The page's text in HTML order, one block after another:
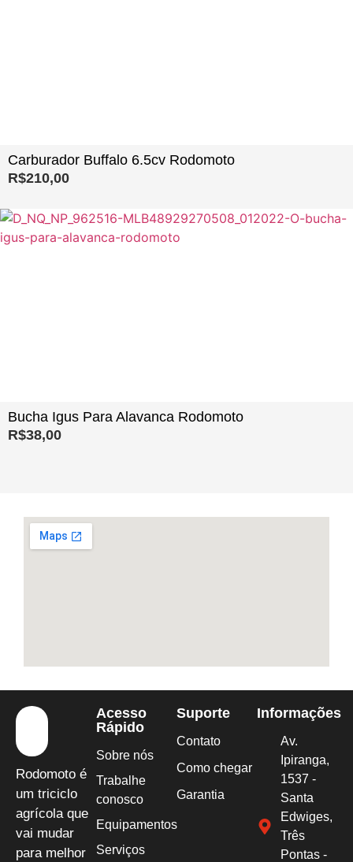
Carburador Buffalo 6.5cv Rodomoto
R$210,00
Bucha Igus Para Alavanca Rodomoto
R$38,00
Rodomoto é
um triciclo
agrícola que
vai mudar
para melhor
Acesso
Rápido
Sobre nós
Trabalhe
conosco
Equipamentos
Serviços
Suporte
Contato
Como chegar
Garantia
Informações
Av.
Ipiranga,
1537 -
Santa
Edwiges,
Três
Pontas -